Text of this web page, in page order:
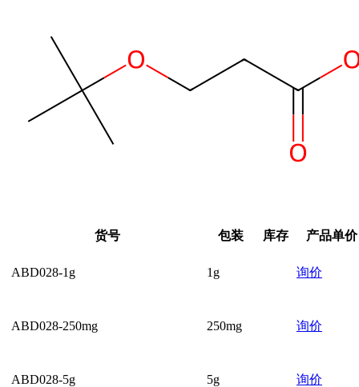
货号 包装 库存 产品单价
ABD028-1g 1g 询价
ABD028-250mg 250mg 询价
ABD028-5g 5g 询价